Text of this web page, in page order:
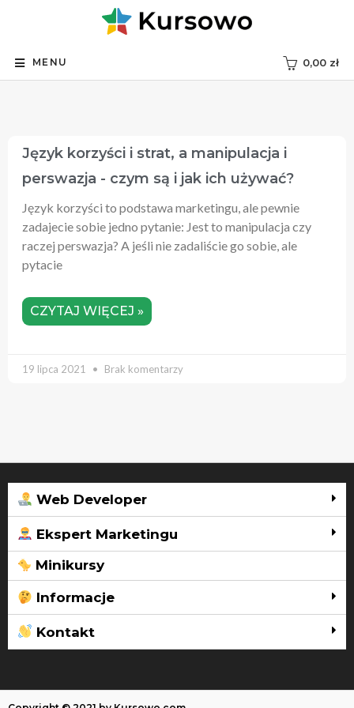
MENU 0,00 zł
Język‌ ‌korzyści‌ i strat, a manipulacja i
perswazja ‌-‌ ‌czym są i jak ich używać?‌ ‌
Język korzyści to podstawa marketingu, ale pewnie
zadajecie sobie jedno pytanie: Jest to manipulacja czy
raczej perswazja? A jeśli nie zadaliście go sobie, ale
pytacie
CZYTAJ WIĘCEJ »
19 lipca 2021 Brak komentarzy
Web Developer
Ekspert Marketingu
Minikursy
Informacje
Kontakt